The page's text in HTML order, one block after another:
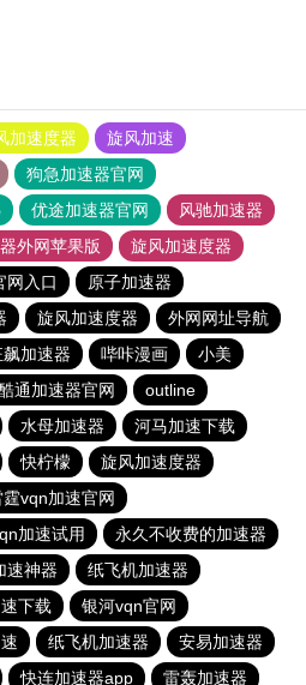
加速度器
旋风加速
狗急加速器官网
优途加速器官网
风驰加速器
外网苹果版
旋风加速度器
网入口
原子加速器
旋风加速度器
外网网址导航
飙加速器 哔咔漫画
小美
通加速器官网
outline
水母加速器
河马加速下载
快柠檬
旋风加速度器
霆vqn加速官网
加速试用
永久不收费的加速器
速神器
纸飞机加速器
下载
银河vqn官网
纸飞机加速器
安易加速器
快连加速器app 雷轰加速器